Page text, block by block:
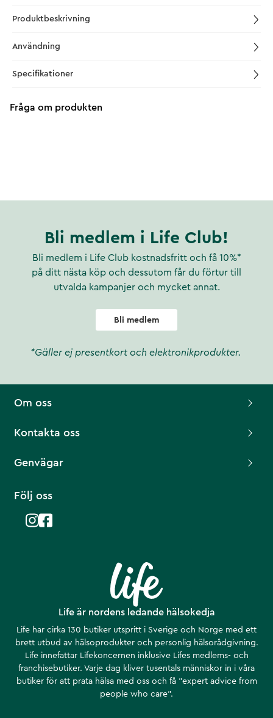
Produktbeskrivning
Användning
Specifikationer
Fråga om produkten
Bli medlem i Life Club!
Bli medlem i Life Club kostnadsfritt och få 10%*
på ditt nästa köp och dessutom får du förtur till
utvalda kampanjer och mycket annat.
Bli medlem
*Gäller ej presentkort och elektronikprodukter.
Life är nordens ledande hälsokedja
Life har cirka 130 butiker utspritt i Sverige och Norge med ett
brett utbud av hälsoprodukter och personlig hälsorådgivning.
Life innefattar Lifekoncernen inklusive Lifes medlems- och
franchisebutiker. Varje dag kliver tusentals människor in i våra
butiker för att prata hälsa med oss och få ”expert advice from
people who care”.
Om oss
Kontakta oss
Genvägar
Följ oss